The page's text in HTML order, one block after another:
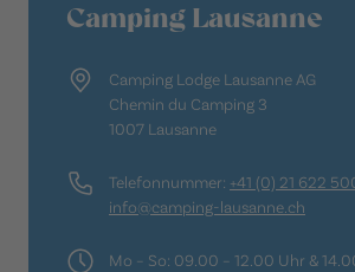
Camping Lausanne
Camping Lodge Lausanne AG
Chemin du Camping 3
1007 Lausanne
Telefonnummer: +41 (0) 21 622
info@camping-lausanne.ch
Mo – So: 09.00 – 12.00 Uhr &